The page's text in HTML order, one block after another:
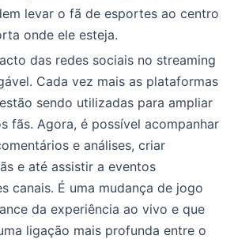
levar o fã de esportes ao centro
onde ele esteja.
das redes sociais no streaming
Cada vez mais as plataformas
sendo utilizadas para ampliar
fãs. Agora, é possível acompanhar
e análises, criar
e até assistir a eventos
canais. É uma mudança de jogo
da experiência ao vivo e que
ligação mais profunda entre o